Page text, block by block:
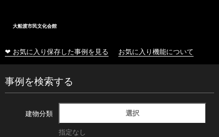
大船渡市民文化会館
❤ お気に入り保存した事例を見る お気に入り機能について
事例を検索する
建物分類 選択
指定なし